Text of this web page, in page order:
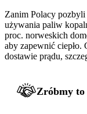
Zanim Polacy
używania paliw
proc. norweskich
aby zapewnić
dostawie prądu,
Zróbmy to